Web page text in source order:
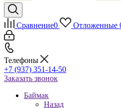
Сравнение0 Отложенные
Телефоны
+7 (937) 351-14-50
Заказать звонок
Баймак
Назад